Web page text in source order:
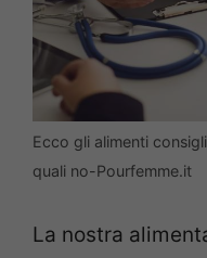
Ecco gli alimenti
quali no-Pourfemme.it
La nostra